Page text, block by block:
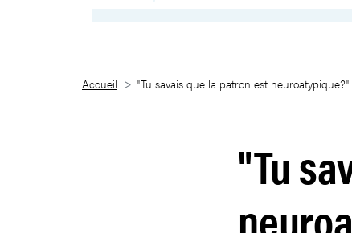
&#34;Tu savais que la patron
Accueil "Tu savais que la patron est
"Tu